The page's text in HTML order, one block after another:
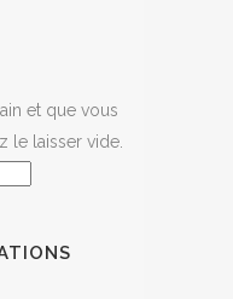
et que vous
le laisser vide.